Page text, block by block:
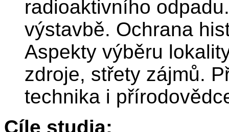
radioaktivního
výstavbě. Ochrana
Aspekty výběru
zdroje, střety zájmů.
technika i
Cíle studia: